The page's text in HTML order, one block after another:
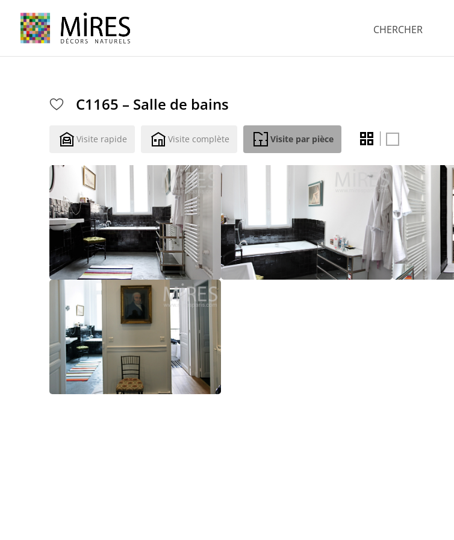
CHERCHER
C1165 – Salle de bains
Visite rapide Visite complète Visite par pièce